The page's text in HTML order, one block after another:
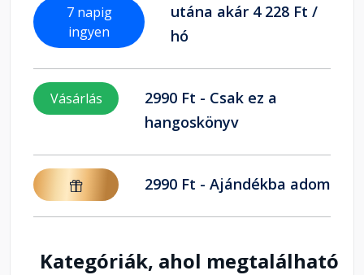
7 napig
ingyen
utána akár 4 228 Ft /
hó
Vásárlás
2990 Ft - Csak ez a
hangoskönyv
2990 Ft - Ajándékba adom
Kategóriák, ahol megtalálható